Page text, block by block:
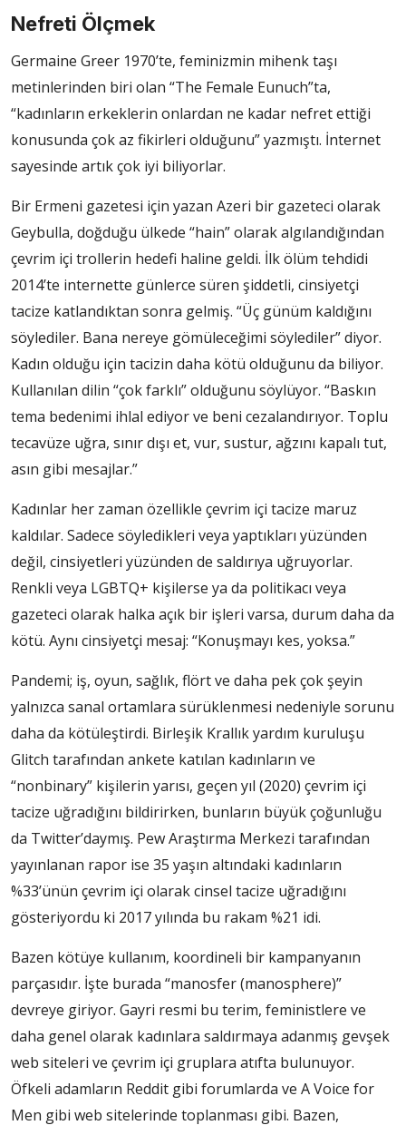
Nefreti Ölçmek
Germaine Greer 1970’te, feminizmin mihenk taşı
metinlerinden biri olan “The Female Eunuch”ta,
“kadınların erkeklerin onlardan ne kadar nefret ettiği
konusunda çok az fikirleri olduğunu” yazmıştı. İnternet
sayesinde artık çok iyi biliyorlar.
Bir Ermeni gazetesi için yazan Azeri bir gazeteci olarak
Geybulla, doğduğu ülkede “hain” olarak algılandığından
çevrim içi trollerin hedefi haline geldi. İlk ölüm tehdidi
2014’te internette günlerce süren şiddetli, cinsiyetçi
tacize katlandıktan sonra gelmiş. “Üç günüm kaldığını
söylediler. Bana nereye gömüleceğimi söylediler” diyor.
Kadın olduğu için tacizin daha kötü olduğunu da biliyor.
Kullanılan dilin “çok farklı” olduğunu söylüyor. “Baskın
tema bedenimi ihlal ediyor ve beni cezalandırıyor. Toplu
tecavüze uğra, sınır dışı et, vur, sustur, ağzını kapalı tut,
asın gibi mesajlar.”
Kadınlar her zaman özellikle çevrim içi tacize maruz
kaldılar. Sadece söyledikleri veya yaptıkları yüzünden
değil, cinsiyetleri yüzünden de saldırıya uğruyorlar.
Renkli veya LGBTQ+ kişilerse ya da politikacı veya
gazeteci olarak halka açık bir işleri varsa, durum daha da
kötü. Aynı cinsiyetçi mesaj: “Konuşmayı kes, yoksa.”
Pandemi; iş, oyun, sağlık, flört ve daha pek çok şeyin
yalnızca sanal ortamlara sürüklenmesi nedeniyle sorunu
daha da kötüleştirdi. Birleşik Krallık yardım kuruluşu
Glitch tarafından ankete katılan kadınların ve
“nonbinary” kişilerin yarısı, geçen yıl (2020) çevrim içi
tacize uğradığını bildirirken, bunların büyük çoğunluğu
da Twitter’daymış. Pew Araştırma Merkezi tarafından
yayınlanan rapor ise 35 yaşın altındaki kadınların
%33’ünün çevrim içi olarak cinsel tacize uğradığını
gösteriyordu ki 2017 yılında bu rakam %21 ​​idi.
Bazen kötüye kullanım, koordineli bir kampanyanın
parçasıdır. İşte burada “manosfer (manosphere)”
devreye giriyor. Gayri resmi bu terim, feministlere ve
daha genel olarak kadınlara saldırmaya adanmış gevşek
web siteleri ve çevrim içi gruplara atıfta bulunuyor.
Öfkeli adamların Reddit gibi forumlarda ve A Voice for
Men gibi web sitelerinde toplanması gibi. Bazen,